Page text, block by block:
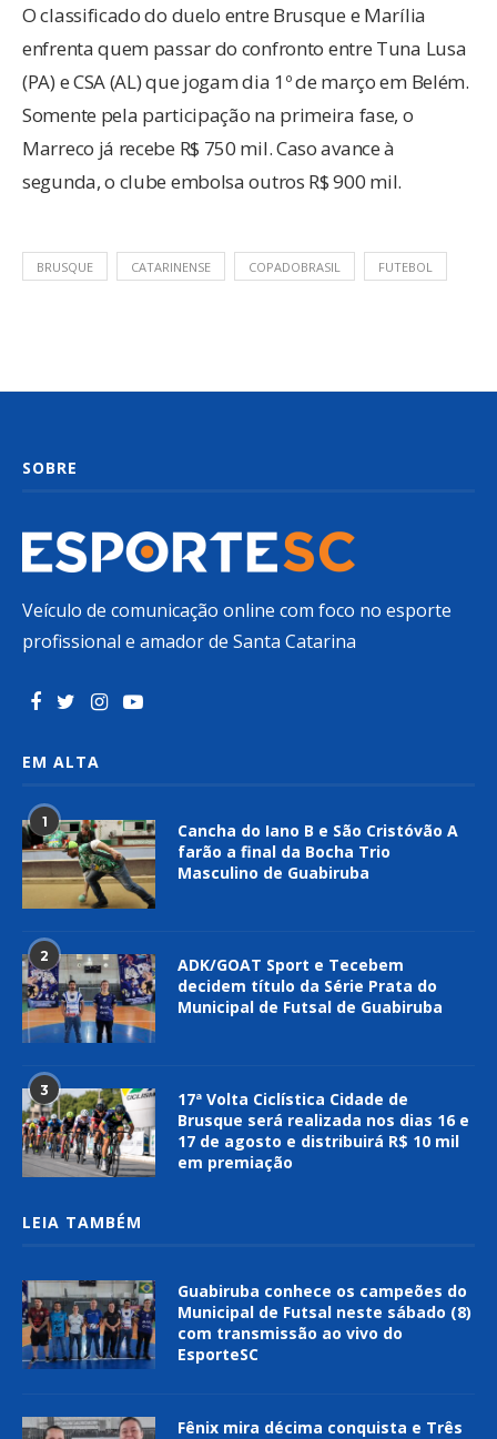
O classificado do duelo entre Brusque e Marília
enfrenta quem passar do confronto entre Tuna Lusa
(PA) e CSA (AL) que jogam dia 1º de março em Belém.
Somente pela participação na primeira fase, o
Marreco já recebe R$ 750 mil. Caso avance à
segunda, o clube embolsa outros R$ 900 mil.
BRUSQUE CATARINENSE COPADOBRASIL FUTEBOL
SOBRE
Veículo de comunicação online com foco no esporte
profissional e amador de Santa Catarina
EM ALTA
1
Cancha do Iano B e São Cristóvão A
farão a final da Bocha Trio
Masculino de Guabiruba
2
ADK/GOAT Sport e Tecebem
decidem título da Série Prata do
Municipal de Futsal de Guabiruba
3
17ª Volta Ciclística Cidade de
Brusque será realizada nos dias 16 e
17 de agosto e distribuirá R$ 10 mil
em premiação
LEIA TAMBÉM
Guabiruba conhece os campeões do
Municipal de Futsal neste sábado (8)
com transmissão ao vivo do
EsporteSC
Fênix mira décima conquista e Três